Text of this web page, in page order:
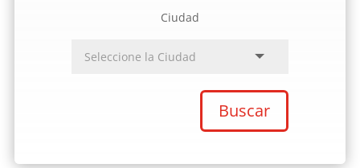
Ciudad
Buscar